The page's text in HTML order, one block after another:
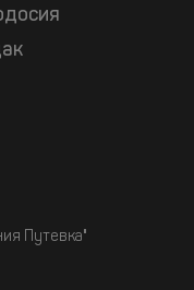
Путевка"